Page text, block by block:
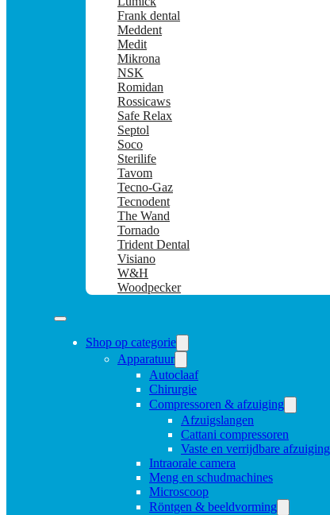
Frank dental
Meddent
Medit
Mikrona
NSK
Romidan
Rossicaws
Safe Relax
Septol
Soco
Sterilife
Tavom
Tecno-Gaz
Tecnodent
The Wand
Tornado
Trident Dental
Visiano
W&H
Woodpecker
Shop op categorie
Apparatuur
Autoclaaf
Chirurgie
Compressoren & afzuiging
Afzuigslangen
Cattani compressoren
Vaste en verrijdbare afzuiging
Intraorale camera
Meng en schudmachines
Microscoop
Röntgen & beeldvorming